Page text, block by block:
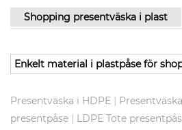
Shopping presentväska i plast
Enkelt material i plastpåse för
Presentväska i HDPE |
presentpåse | LDPE Tote